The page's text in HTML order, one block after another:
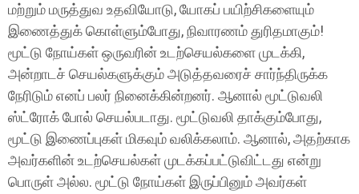
மற்றும் மருத்துவ உதவியோடு, யோகப் பயிற்சிகளையும்
இணைத்துக் கொள்ளும்போது, நிவாரணம் துரிதமாகும்!
மூட்டு நோய்கள் ஒருவரின் உடற்செயல்களை முடக்கி,
அன்றாடச் செயல்களுக்கும் அடுத்தவரைச் சார்ந்திருக்க
நேரிடும் எனப் பலர் நினைக்கின்றனர். ஆனால் மூட்டுவலி
ஸ்ட்ரோக் போல் செயல்படாது. மூட்டுவலி தாக்கும்போது,
மூட்டு இணைப்புகள் மிகவும் வலிக்கலாம். ஆனால், அதற்காக
அவர்களின் உடற்செயல்கள் முடக்கப்பட்டுவிட்டது என்று
பொருள் அல்ல. மூட்டு நோய்கள் இருப்பினும் அவர்கள்